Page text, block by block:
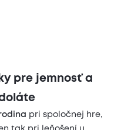
pre jemnosť a
pri spoločnej hre,